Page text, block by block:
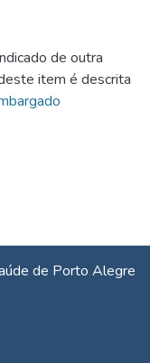
de outra
item é descrita
de Porto Alegre